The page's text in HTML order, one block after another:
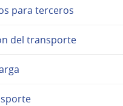
para terceros
del transporte